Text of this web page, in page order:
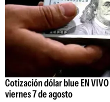
Cotización dólar blue EN
viernes 7 de agosto